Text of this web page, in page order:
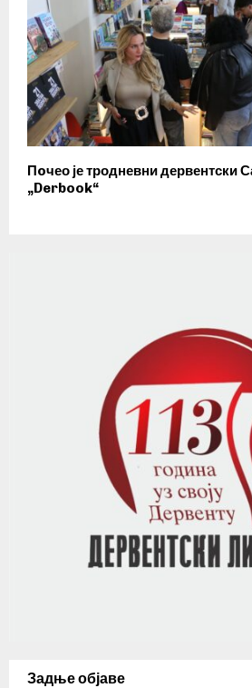
Пoчео је тродневни дервентски
„Derbook“
Задње објаве